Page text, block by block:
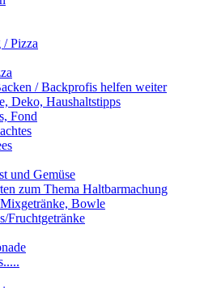
Pizza
/ Backprofis helfen weiter
Deko, Haushaltstipps
Fond
und Gemüse
zum Thema Haltbarmachung
Bowle
Fruchtgetränke